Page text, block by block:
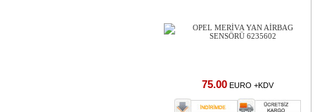
75.00 EURO +KDV